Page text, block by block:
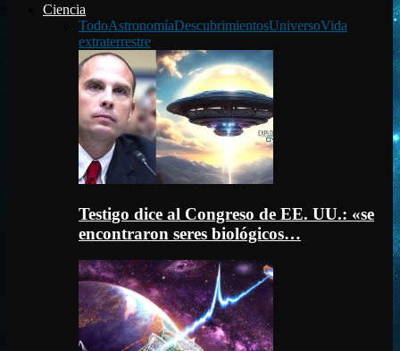
Ciencia
TodoAstronomíaDescubrimientosUniversoVida
extraterrestre
Testigo dice al Congreso de EE. UU.: «se
encontraron seres biológicos…